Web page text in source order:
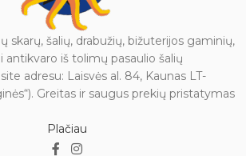
Įsitikinkite,
arba ugniai
nuo degių daiktų ir paviršių.
Niekada nepalikite degančių
smilkalų be priežiūros. Įsitikinkite,
kad pelenai krenta ant peleninės
arba ugniai atsparaus paviršiaus.
Deginti smilkalus vėdinamoje
aplinkoje.
skarų, šalių, drabužių, bižuterijos gaminių,
antikvaro iš tolimų pasaulio šalių
adresu: Laisvės al. 84, Kaunas LT-
Greitas ir saugus prekių pristatymas
Plačiau